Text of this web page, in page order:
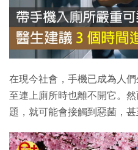
在現今社會，手機已成為人
至連上廁所時也離不開它。
題，就可能會接觸到惡菌，甚